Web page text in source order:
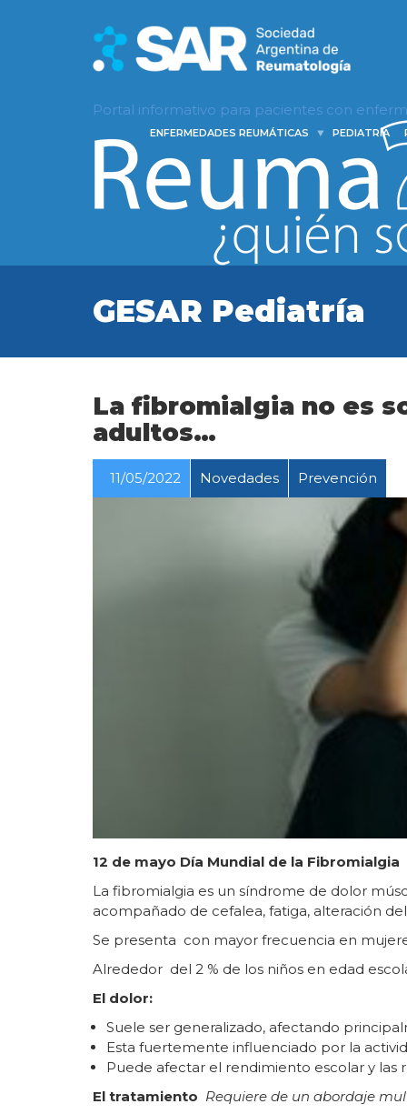
Portal informativo para pacientes con
ENFERMEDADES REUMÁTICAS PEDIATRÍA
GESAR Pediatría
La fibromialgia no es
adultos…
11/05/2022 Novedades Prevención
12 de mayo Día Mundial de la Fibromialgia
La fibromialgia es un síndrome de dolor
acompañado de cefalea, fatiga, alteración
Se presenta con mayor frecuencia en
Alrededor del 2 % de los niños en edad
El dolor:
Suele ser generalizado, afectando
Esta fuertemente influenciado por la
Puede afectar el rendimiento escolar y las
El tratamiento Requiere de un abordaje